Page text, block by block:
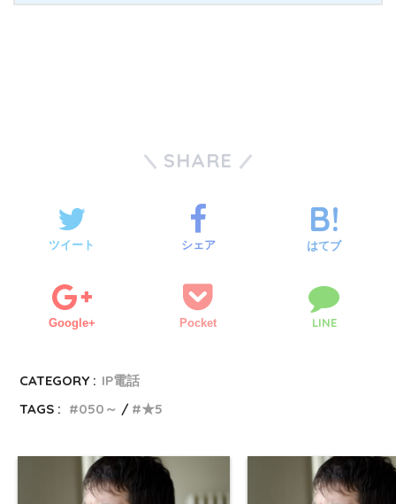
SHARE
ツイート シェア はてブ
Google+ Pocket LINE
CATEGORY : IP電話
TAGS :
050～ ★5